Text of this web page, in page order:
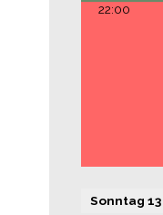
22:00
Sonntag 13